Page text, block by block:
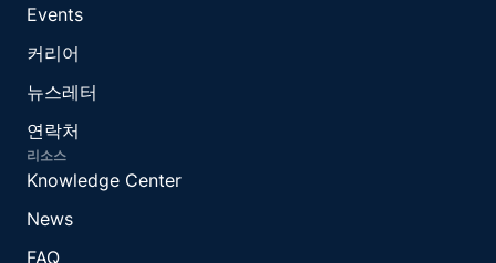
Events
커리어
뉴스레터
연락처
리소스
Knowledge Center
News
FAQ